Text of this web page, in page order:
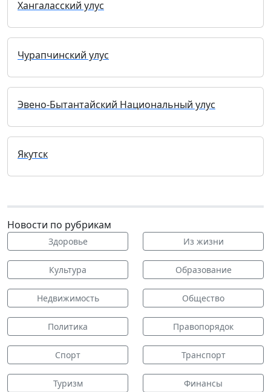
Хангаласский улус
Чурапчинский улус
Эвено-Бытантайский Национальный улус
Якутск
Новости по рубрикам
Здоровье Из жизни
Культура Образование
Недвижимость Общество
Политика Правопорядок
Спорт Транспорт
Туризм Финансы